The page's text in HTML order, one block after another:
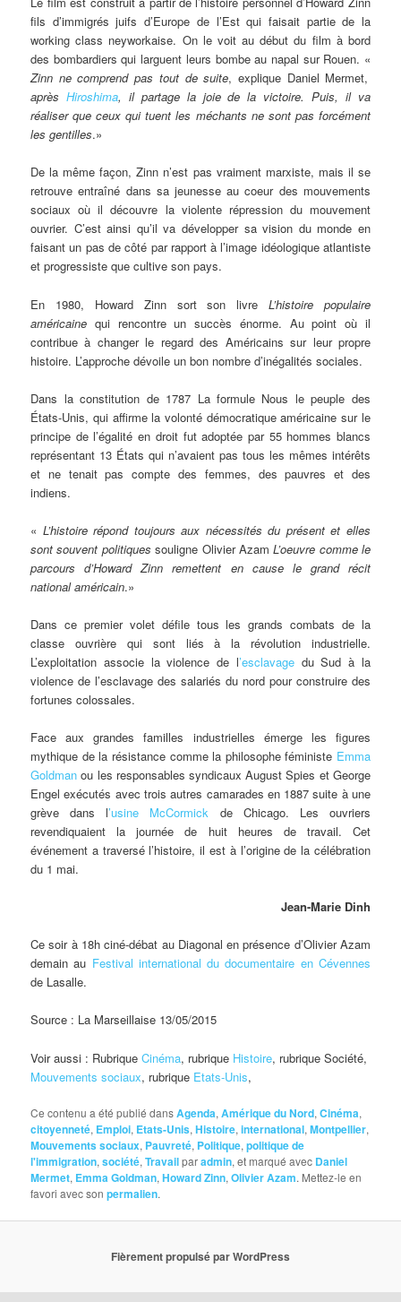
fils d’immigrés juifs d’Europe de l’Est qui faisait partie de la
working class neyworkaise. On le voit au début du film à bord
des bombardiers qui larguent leurs bombe au napal sur Rouen. «
Zinn ne comprend pas tout de suite, explique Daniel Mermet,
après Hiroshima, il partage la joie de la victoire. Puis, il va
réaliser que ceux qui tuent les méchants ne sont pas forcément
les gentilles.»
De la même façon, Zinn n’est pas vraiment marxiste, mais il se
retrouve entraîné dans sa jeunesse au coeur des mouvements
sociaux où il découvre la violente répression du mouvement
ouvrier. C’est ainsi qu’il va développer sa vision du monde en
faisant un pas de côté par rapport à l’image idéologique atlantiste
et progressiste que cultive son pays.
En 1980, Howard Zinn sort son livre L’histoire populaire
américaine qui rencontre un succès énorme. Au point où il
contribue à changer le regard des Américains sur leur propre
histoire. L’approche dévoile un bon nombre d’inégalités sociales.
Dans la constitution de 1787 La formule Nous le peuple des
États-Unis, qui affirme la volonté démocratique américaine sur le
principe de l’égalité en droit fut adoptée par 55 hommes blancs
représentant 13 États qui n’avaient pas tous les mêmes intérêts
et ne tenait pas compte des femmes, des pauvres et des
indiens.
« L’histoire répond toujours aux nécessités du présent et elles
sont souvent politiques souligne Olivier AzamL’oeuvre comme le
parcours d’Howard Zinn remettent en cause le grand récit
national américain.»
Dans ce premier volet défile tous les grands combats de la
classe ouvrière qui sont liés à la révolution industrielle.
L’exploitation associe la violence de l’esclavagedu Sud à la
violence de l’esclavage des salariés du nord pour construire des
fortunes colossales.
Face aux grandes familles industrielles émerge les figures
mythique de la résistance comme la philosophe féministe Emma
Goldman ou les responsables syndicaux August Spies et George
Engel exécutés avec trois autres camarades en 1887 suite à une
grève dans l’usine McCormick de Chicago. Les ouvriers
revendiquaient la journée de huit heures de travail. Cet
événement a traversé l’histoire, il est à l’origine de la célébration
du 1 mai.
Jean-Marie Dinh
Ce soir à 18h ciné-débat au Diagonal en présence d’Olivier Azam
demain au Festival international du documentaire en Cévennes
de Lasalle.
Source : La Marseillaise 13/05/2015
Voir aussi : RubriqueCinéma, rubrique Histoire, rubrique Société,
Mouvements sociaux, rubrique Etats-Unis,
Ce contenu a été publié dansAgenda,Amérique du Nord,Cinéma,
citoyenneté, Emploi, Etats-Unis,Histoire,international,Montpellier,
Mouvements sociaux, Pauvreté, Politique,politique de
l'immigration,société,Travailparadmin, et marqué avec Daniel
Mermet, Emma Goldman,Howard Zinn,Olivier Azam. Mettez-le en
favori avec sonpermalien.
Fièrement propulsé par WordPress